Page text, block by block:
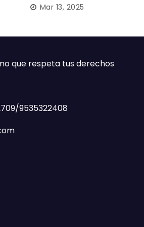
Mixteca
Mar 13, 2025
que respeta tus derechos
9535322408